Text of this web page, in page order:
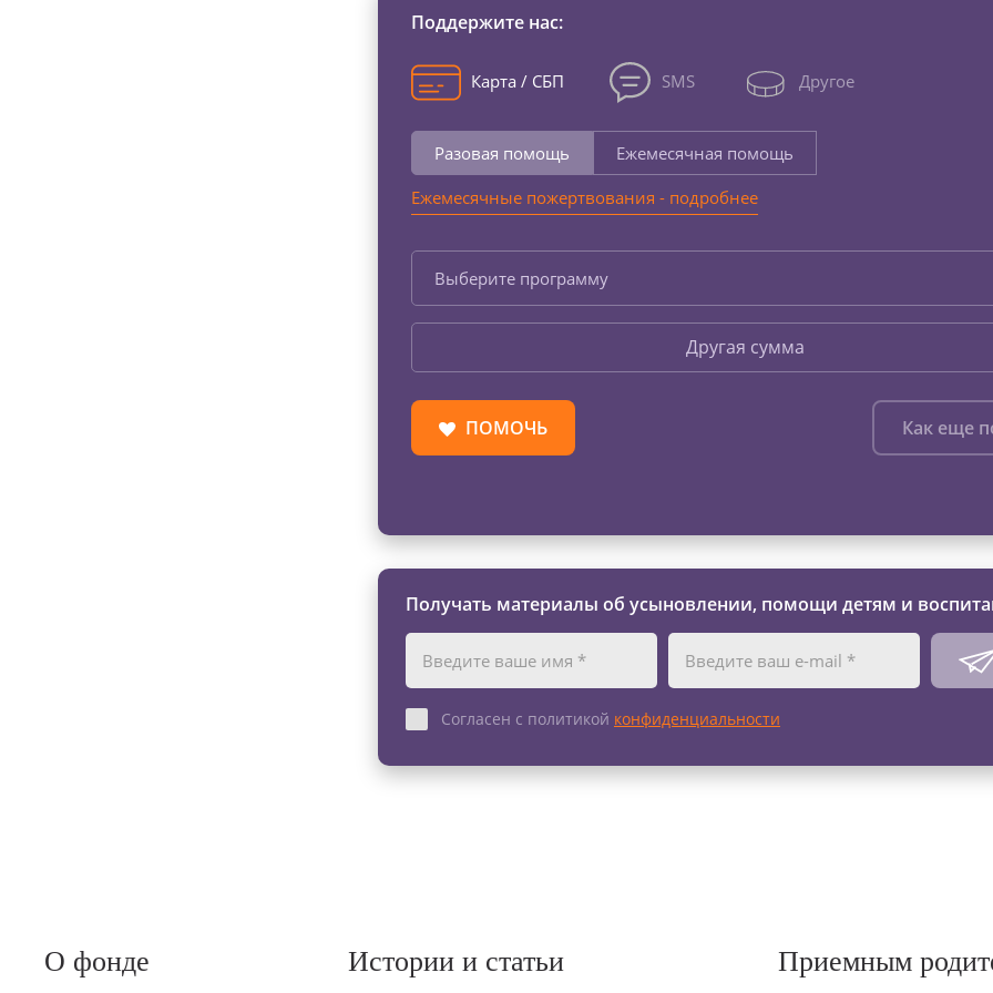
Поддержите нас:
Карта / СБП SMS Другое
Разовая помощь
Ежемесячная помощь
Ежемесячные пожертвования - подробнее
Выберите программу
Другая сумма
ПОМОЧЬ Как еще
Получать материалы об усыновлении, помощи детям и
Согласен с политикой конфиденциальности
О фонде Истории и статьи Приемным